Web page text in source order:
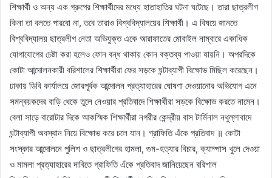
শিক্ষার্থী ও অন্য এক গ্রুপের শিক্ষার্থীদের মধ্যে হাতাহাতির ঘটনা ঘটেছে। তারা ছাত্রলীগ
কিনা তা বলতে পারবো না, তবে তারাও বিশ্ববিদ্যালয়ের শিক্ষার্থী। এ বিষয়ে জানতে
বিশ্ববিদ্যালয় ছাত্রলীগ নেতা অভিযুক্ত একে আরাফাতের মোবাইল নাম্বারে একাধিক
যোগাযোগের চেষ্টা করা হলেও ফোন বন্ধ থাকায় কোন বক্তব্য পাওয়া যায়নি। অপরদিকে
কোটা আন্দোলনকারী বরিশালের শিক্ষার্থীরা ফের সড়কে ঘন্টাব্যাপী বিক্ষোভ মিছিল করেছেন।
ঢাকায় ডিবি কার্যালয়ে জোরপূর্বক আন্দোলন প্রত্যাহারের ঘোষণা দেওয়ানোর অভিযোগ এনে
সমন্বয়কদের বাড়ি থেকে তুলে নেওয়ার প্রতিবাদে শিক্ষার্থীরা সড়কে বিক্ষোভ করতে নামেন।
বেলা সাড়ে বারোটার দিকে আকস্মিক শিক্ষার্থীরা নগরীর কেন্দ্রীয় বাস টার্মিনাল নথুল্লাবাদে
ঘন্টাব্যাপী অবস্থান নিয়ে বিক্ষোভ করে চলে যান। গ্রাফিতি এঁকে প্রতিবাদ ॥ কোটা
সংস্কার আন্দোলনে পুলিশ ও ছাত্রলীগের হামলা, গুম-হত্যার বিচার, ক্যাম্পাস খুলে দেওয়া
ও মামলা প্রত্যাহারের দাবিতে গ্রাফিতি এঁকে প্রতিবাদ জানিয়েছেন বরিশাল